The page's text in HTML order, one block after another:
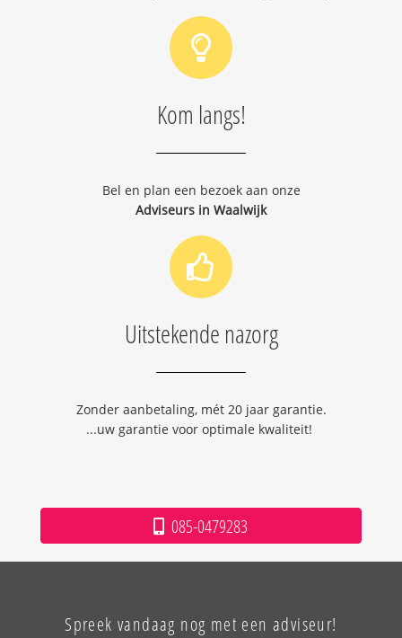
Kom langs!
Bel en plan een bezoek aan onze
Adviseurs in Waalwijk
Uitstekende nazorg
Zonder aanbetaling, mét 20 jaar garantie.
...uw garantie voor optimale kwaliteit!
085-0479283
Spreek vandaag nog met een adviseur!